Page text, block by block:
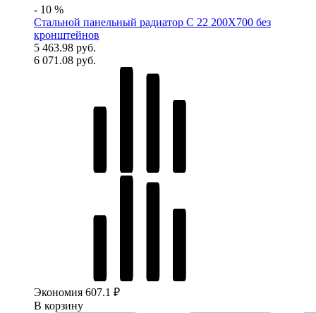
- 10 %
Стальной панельный радиатор C 22 200Х700 без
кронштейнов
5 463.98 руб.
6 071.08 руб.
Экономия 607.1 ₽
В корзину